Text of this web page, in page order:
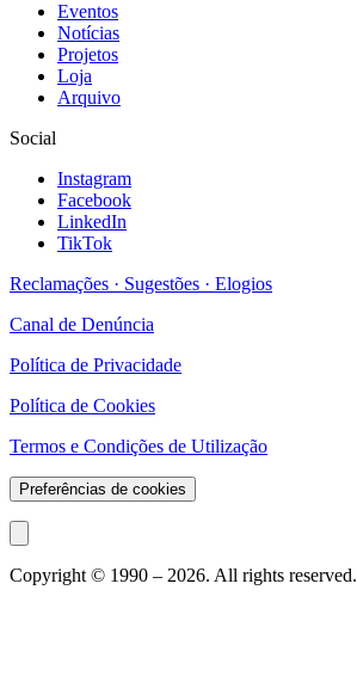
Eventos
Notícias
Projetos
Loja
Arquivo
Social
Instagram
Facebook
LinkedIn
TikTok
Reclamações · Sugestões · Elogios
Canal de Denúncia
Política de Privacidade
Política de Cookies
Termos e Condições de Utilização
Preferências de cookies
Copyright © 1990 – 2026. All rights reserved.